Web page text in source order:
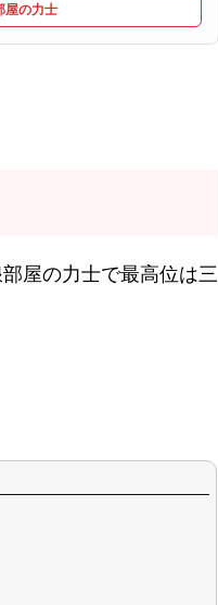
屋の力士
屋の力士で最高位は三